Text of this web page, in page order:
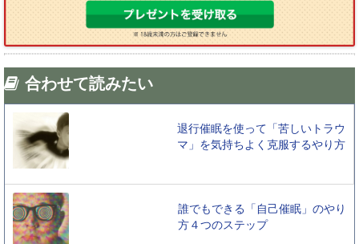
合わせて読みたい
退行催眠を使って「苦しいトラウ
マ」を気持ちよく克服するやり方
誰でもできる「自己催眠」のやり
方４つのステップ